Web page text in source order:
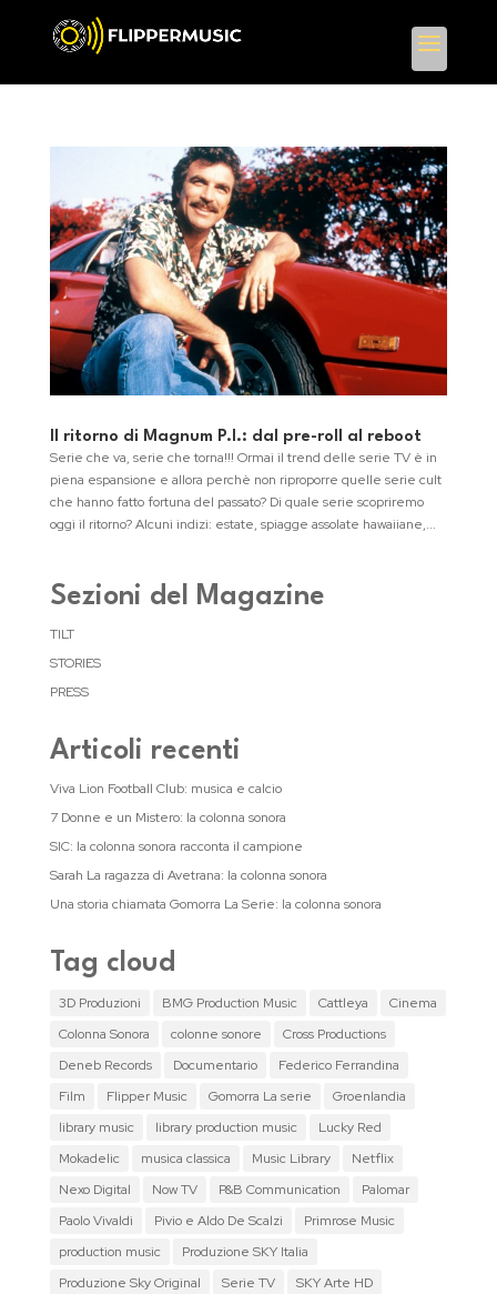
Il ritorno di Magnum P.I.: dal pre-roll al reboot
Serie che va, serie che torna!!! Ormai il trend delle serie TV è in
piena espansione e allora perchè non riproporre quelle serie cult
che hanno fatto fortuna del passato? Di quale serie scopriremo
oggi il ritorno? Alcuni indizi: estate, spiagge assolate hawaiiane,...
Sezioni del Magazine
TILT
STORIES
PRESS
Articoli recenti
Viva Lion Football Club: musica e calcio
7 Donne e un Mistero: la colonna sonora
SIC: la colonna sonora racconta il campione
Sarah La ragazza di Avetrana: la colonna sonora
Una storia chiamata Gomorra La Serie: la colonna sonora
Tag cloud
3D Produzioni BMG Production Music Cattleya
Cinema
Colonna Sonora
colonne sonore
Cross Productions
Deneb Records
Documentario
Federico Ferrandina
Film
Flipper Music Gomorra La serie
Groenlandia
library music
library production music
Lucky Red
Mokadelic
musica classica Music Library
Netflix
Nexo Digital
Now TV P&B Communication
Palomar
Paolo Vivaldi
Pivio e Aldo De Scalzi
Primrose Music
production music
Produzione SKY Italia
Produzione Sky Original
Serie TV
SKY Arte HD